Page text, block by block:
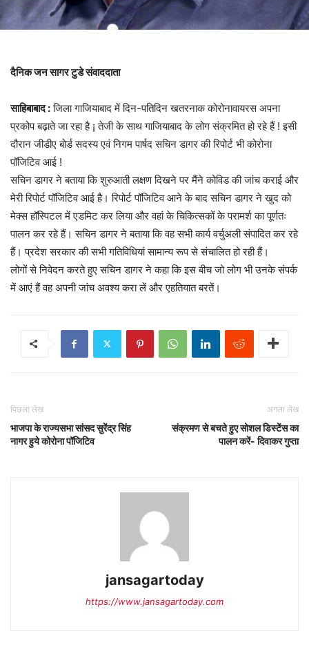
दैनिक जन सागर टुडे संवाददाता
साहिबाबाद :जिला गाजियाबाद में दिन-पतिदिन खतरनाक कोरोनावायरस अपना
प्रकोप बढ़ाते जा रहा है ¡ तेजी के साथ गाजियाबाद के लोग संक्रमित हो रहे हैं ! इसी
दौरान जीडीए बोर्ड सदस्य एवं निगम पार्षद सचिन डागर की रिपोर्ट भी कोरोना
पॉजिटिव आई !
सचिन डागर ने बताया कि शुरुआती लक्षण दिखने पर मैंने कोविड की जांच कराई और
मेरी रिपोर्ट पॉजिटिव आई है। रिपोर्ट पॉजिटिव आने के बाद सचिन डागर ने खुद को
मेक्स हॉस्पिटल में एडमिट कर लिया और वहां के चिकित्सकों के परामर्श का पूर्णतः
पालन कर रहे हैं। सचिन डागर ने बताया कि वह सभी कार्य वर्चुअली संपादित कर रहे
हैं। प्रदेश सरकार की सभी गतिविधियां सामान्य रूप से संचालित हो रही हैं।
लोगों से निवेदन करते हुए सचिन डागर ने कहा कि इस बीच जो लोग भी उनके संपर्क
में आएं हैं वह अपनी जांच अवश्य करा लें और एहतियात बरतें।
पिछला लेख
भाजपा के राज्यसभा सांसद सुरेंद्र सिंह
नागर हुये कोरोना पॉजिटिव
अगला लेख
संक्रमण से बचते हुए सोशल डिस्टेंस का
पालन करें- दिवाकर गुप्ता
jansagartoday
https://www.jansagartoday.com